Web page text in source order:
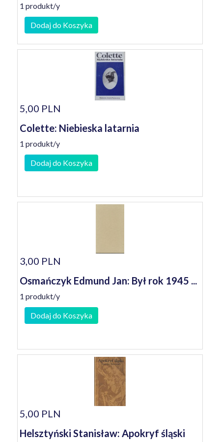
1 produkt/y
Dodaj do Koszyka
5,00 PLN
Colette: Niebieska latarnia
1 produkt/y
Dodaj do Koszyka
3,00 PLN
Osmańczyk Edmund Jan: Był rok 1945 ...
1 produkt/y
Dodaj do Koszyka
5,00 PLN
Helsztyński Stanisław: Apokryf śląski